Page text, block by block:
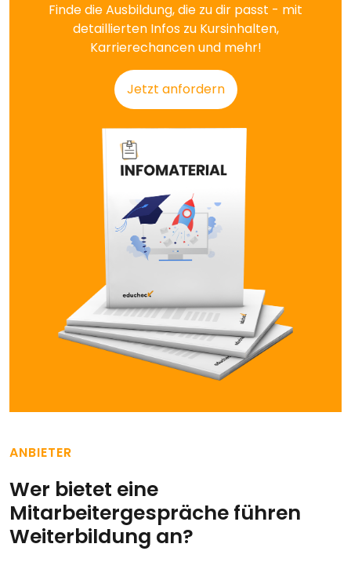
Finde die Ausbildung, die zu dir passt - mit
detaillierten Infos zu Kursinhalten,
Karrierechancen und mehr!
Jetzt anfordern
ANBIETER
Wer bietet eine
Mitarbeitergespräche führen
Weiterbildung an?